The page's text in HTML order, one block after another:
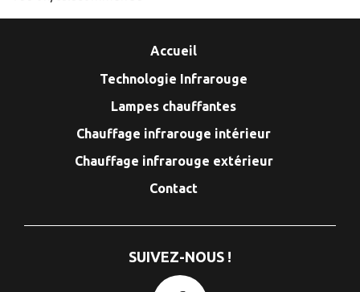
Accueil
Technologie Infrarouge
Lampes chauffantes
Chauffage infrarouge intérieur
Chauffage infrarouge extérieur
Contact
SUIVEZ-NOUS !